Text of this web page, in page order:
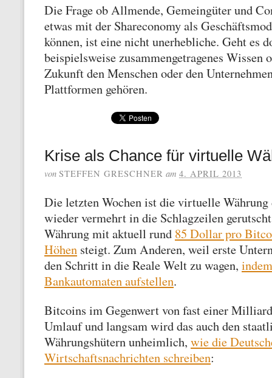
Die Frage ob Allmende, Gemeingüter und
etwas mit der Shareconomy als
können, ist eine nicht unerhebliche. Geht es
beispielsweise zusammengetragenes Wissen
Zukunft den Menschen oder den
Plattformen gehören.
Krise als Chance für virtuelle
von STEFFEN GRESCHNER am 4. APRIL 2013
Die letzten Wochen ist die virtuelle
wieder vermehrt in die Schlagzeilen
Währung mit aktuell rund 85 Dollar pro
Höhen steigt. Zum Anderen, weil erste
den Schritt in die Reale Welt zu wagen,
Bankautomaten aufstellen.
Bitcoins im Gegenwert von fast einer
Umlauf und langsam wird das auch den
Währungshütern unheimlich, wie die
Wirtschaftsnachrichten schreiben: